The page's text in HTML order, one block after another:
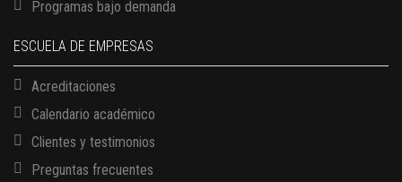
Programas bajo demanda
ESCUELA DE EMPRESAS
Acreditaciones
Calendario académico
Clientes y testimonios
Preguntas frecuentes